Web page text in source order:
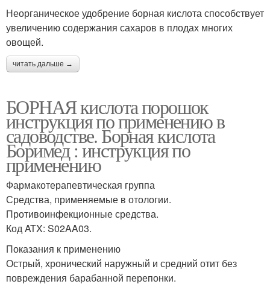
Неорганическое удобрение борная кислота способствует
увеличению содержания сахаров в плодах многих
овощей.
читать дальше →
БОРНАЯ кислота порошок
инструкция по применению в
садоводстве. Борная кислота
Боримед : инструкция по
применению
Фармакотерапевтическая группа
Средства, применяемые в отологии.
Противоинфекционные средства.
Код ATX: S02AA03.
Показания к применению
Острый, хронический наружный и средний отит без
повреждения барабанной перепонки.